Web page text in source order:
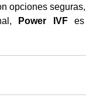
opciones
Power IVF es